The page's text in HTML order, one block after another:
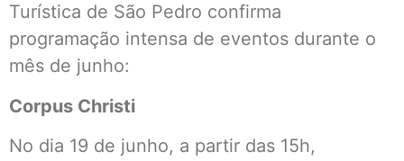
Turística de São Pedro confirma
programação intensa de eventos durante o
mês de junho:
Corpus Christi
No dia 19 de junho, a partir das 15h,